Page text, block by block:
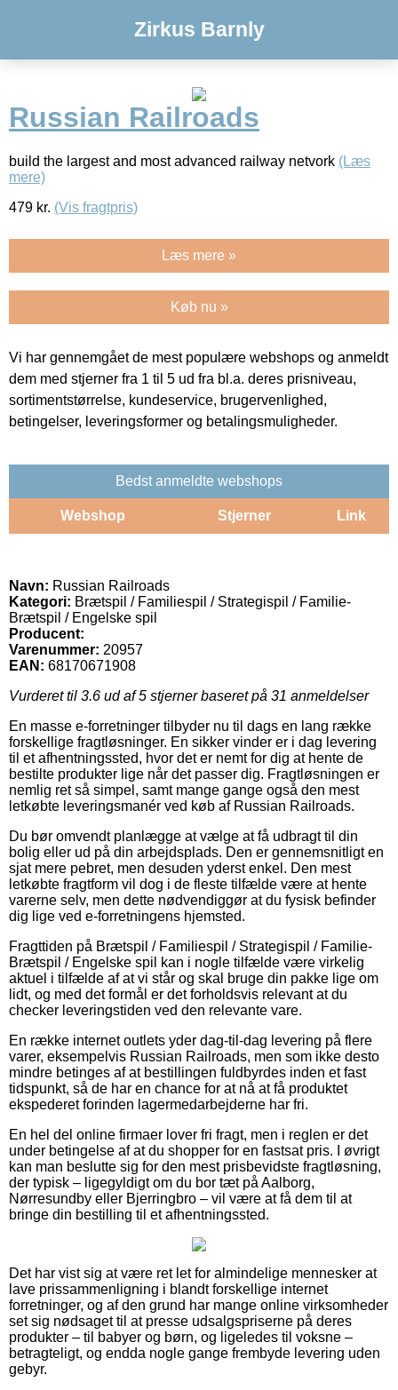
Zirkus Barnly
Russian Railroads
build the largest and most advanced railway netvork (Læs
mere)
479 kr. (Vis fragtpris)
Læs mere »
Køb nu »
Vi har gennemgået de mest populære webshops og anmeldt
dem med stjerner fra 1 til 5 ud fra bl.a. deres prisniveau,
sortimentstørrelse, kundeservice, brugervenlighed,
betingelser, leveringsformer og betalingsmuligheder.
Bedst anmeldte webshops
Webshop Stjerner Link
Navn: Russian Railroads
Kategori: Brætspil / Familiespil / Strategispil / Familie-
Brætspil / Engelske spil
Producent:
Varenummer: 20957
EAN: 68170671908
Vurderet til 3.6 ud af 5 stjerner baseret på 31 anmeldelser
En masse e-forretninger tilbyder nu til dags en lang række
forskellige fragtløsninger. En sikker vinder er i dag levering
til et afhentningssted, hvor det er nemt for dig at hente de
bestilte produkter lige når det passer dig. Fragtløsningen er
nemlig ret så simpel, samt mange gange også den mest
letkøbte leveringsmanér ved køb af Russian Railroads.
Du bør omvendt planlægge at vælge at få udbragt til din
bolig eller ud på din arbejdsplads. Den er gennemsnitligt en
sjat mere pebret, men desuden yderst enkel. Den mest
letkøbte fragtform vil dog i de fleste tilfælde være at hente
varerne selv, men dette nødvendiggør at du fysisk befinder
dig lige ved e-forretningens hjemsted.
Fragttiden på Brætspil / Familiespil / Strategispil / Familie-
Brætspil / Engelske spil kan i nogle tilfælde være virkelig
aktuel i tilfælde af at vi står og skal bruge din pakke lige om
lidt, og med det formål er det forholdsvis relevant at du
checker leveringstiden ved den relevante vare.
En række internet outlets yder dag-til-dag levering på flere
varer, eksempelvis Russian Railroads, men som ikke desto
mindre betinges af at bestillingen fuldbyrdes inden et fast
tidspunkt, så de har en chance for at nå at få produktet
ekspederet forinden lagermedarbejderne har fri.
En hel del online firmaer lover fri fragt, men i reglen er det
under betingelse af at du shopper for en fastsat pris. I øvrigt
kan man beslutte sig for den mest prisbevidste fragtløsning,
der typisk – ligegyldigt om du bor tæt på Aalborg,
Nørresundby eller Bjerringbro – vil være at få dem til at
bringe din bestilling til et afhentningssted.
Det har vist sig at være ret let for almindelige mennesker at
lave prissammenligning i blandt forskellige internet
forretninger, og af den grund har mange online virksomheder
set sig nødsaget til at presse udsalgspriserne på deres
produkter – til babyer og børn, og ligeledes til voksne –
betragteligt, og endda nogle gange frembyde levering uden
gebyr.